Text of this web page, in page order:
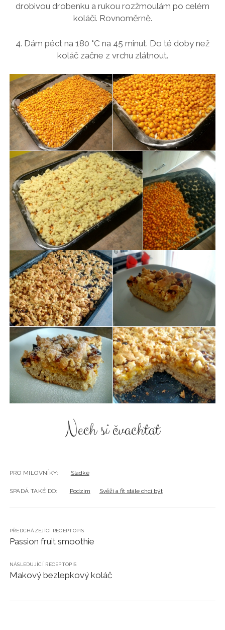
drobivou drobenku a rukou rozžmoulám po celém
koláči. Rovnoměrně.
4. Dám péct na 180 °C na 45 minut. Do té doby než
koláč začne z vrchu zlátnout.
Nech si čvachtat
PRO MILOVNÍKY: Sladké
SPADÁ TAKÉ DO: Podzim Svěží a fit stále chci být
PŘEDCHÁZEJÍCÍ RECEPTOPIS
Passion fruit smoothie
NÁSLEDUJÍCÍ RECEPTOPIS
Makový bezlepkový koláč